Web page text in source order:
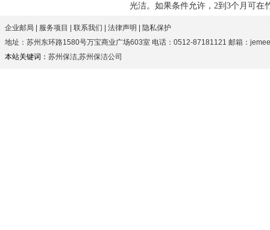
光洁。如果条件允许，2到3个月可在
企业邮局 服务项目 联系我们 法律声明
隐私保护
地址：苏州东环路1580号万宝商业广场603室 电话：0512-87181121 邮箱：
本站关键词： 苏州保洁,苏州保洁公司